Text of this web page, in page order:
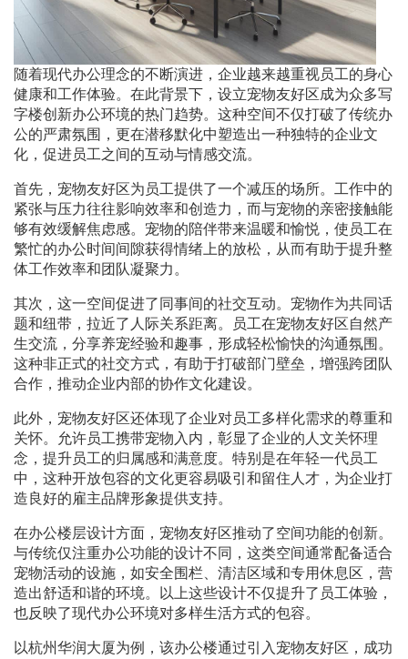
随着现代办公理念的不断演进，企业越来越重视员工的身心
健康和工作体验。在此背景下，设立宠物友好区成为众多写
字楼创新办公环境的热门趋势。这种空间不仅打破了传统办
公的严肃氛围，更在潜移默化中塑造出一种独特的企业文
化，促进员工之间的互动与情感交流。
首先，宠物友好区为员工提供了一个减压的场所。工作中的
紧张与压力往往影响效率和创造力，而与宠物的亲密接触能
够有效缓解焦虑感。宠物的陪伴带来温暖和愉悦，使员工在
繁忙的办公时间间隙获得情绪上的放松，从而有助于提升整
体工作效率和团队凝聚力。
其次，这一空间促进了同事间的社交互动。宠物作为共同话
题和纽带，拉近了人际关系距离。员工在宠物友好区自然产
生交流，分享养宠经验和趣事，形成轻松愉快的沟通氛围。
这种非正式的社交方式，有助于打破部门壁垒，增强跨团队
合作，推动企业内部的协作文化建设。
此外，宠物友好区还体现了企业对员工多样化需求的尊重和
关怀。允许员工携带宠物入内，彰显了企业的人文关怀理
念，提升员工的归属感和满意度。特别是在年轻一代员工
中，这种开放包容的文化更容易吸引和留住人才，为企业打
造良好的雇主品牌形象提供支持。
在办公楼层设计方面，宠物友好区推动了空间功能的创新。
与传统仅注重办公功能的设计不同，这类空间通常配备适合
宠物活动的设施，如安全围栏、清洁区域和专用休息区，营
造出舒适和谐的环境。以上这些设计不仅提升了员工体验，
也反映了现代办公环境对多样生活方式的包容。
以杭州华润大厦为例，该办公楼通过引入宠物友好区，成功